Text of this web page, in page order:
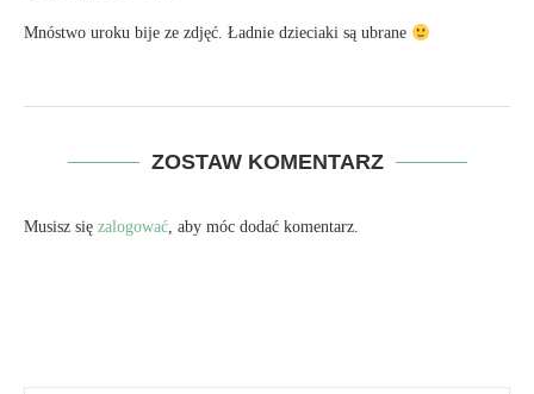
Mnóstwo uroku bije ze zdjęć. Ładnie dzieciaki są ubrane
ZOSTAW KOMENTARZ
Musisz się zalogować, aby móc dodać komentarz.